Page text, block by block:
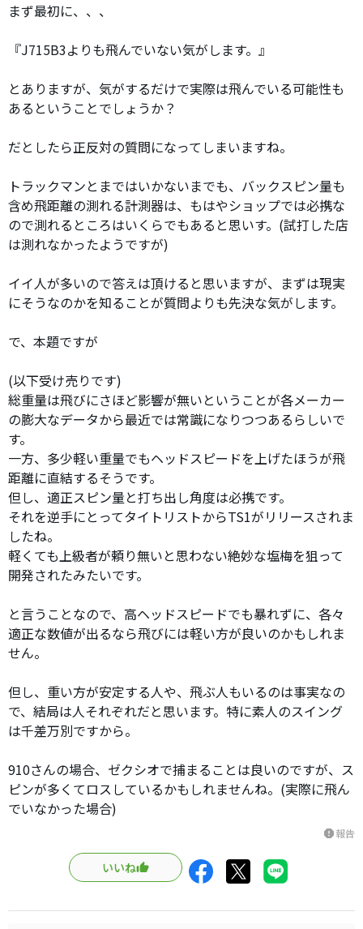
まず最初に、、、
『J715B3よりも飛んでいない気がします。』
とありますが、気がするだけで実際は飛んでいる可能性も
あるということでしょうか？
だとしたら正反対の質問になってしまいますね。
トラックマンとまではいかないまでも、バックスピン量も
含め飛距離の測れる計測器は、もはやショップでは必携な
ので測れるところはいくらでもあると思いす。(試打した店
は測れなかったようですが)
イイ人が多いので答えは頂けると思いますが、まずは現実
にそうなのかを知ることが質問よりも先決な気がします。
で、本題ですが
(以下受け売りです)
総重量は飛びにさほど影響が無いということが各メーカー
の膨大なデータから最近では常識になりつつあるらしいで
す。
一方、多少軽い重量でもヘッドスピードを上げたほうが飛
距離に直結するそうです。
但し、適正スピン量と打ち出し角度は必携です。
それを逆手にとってタイトリストからTS1がリリースされま
したね。
軽くても上級者が頼り無いと思わない絶妙な塩梅を狙って
開発されたみたいです。
と言うことなので、高ヘッドスピードでも暴れずに、各々
適正な数値が出るなら飛びには軽い方が良いのかもしれま
せん。
但し、重い方が安定する人や、飛ぶ人もいるのは事実なの
で、結局は人それぞれだと思います。特に素人のスイング
は千差万別ですから。
910さんの場合、ゼクシオで捕まることは良いのですが、ス
ピンが多くてロスしているかもしれませんね。(実際に飛ん
でいなかった場合)
report報告
いいね